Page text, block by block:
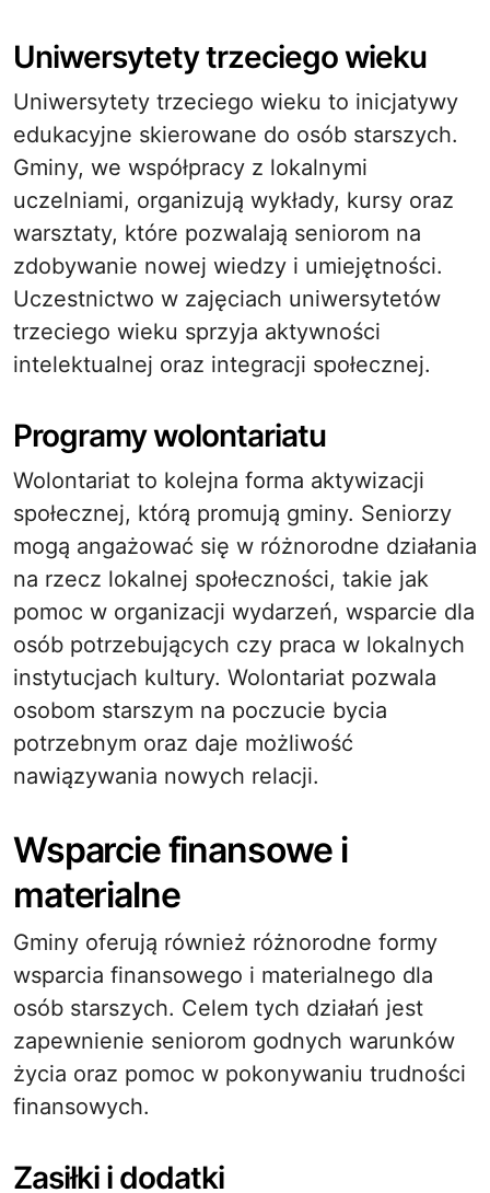
Uniwersytety trzeciego wieku
Uniwersytety trzeciego wieku to inicjatywy
edukacyjne skierowane do osób starszych.
Gminy, we współpracy z lokalnymi
uczelniami, organizują wykłady, kursy oraz
warsztaty, które pozwalają seniorom na
zdobywanie nowej wiedzy i umiejętności.
Uczestnictwo w zajęciach uniwersytetów
trzeciego wieku sprzyja aktywności
intelektualnej oraz integracji społecznej.
Programy wolontariatu
Wolontariat to kolejna forma aktywizacji
społecznej, którą promują gminy. Seniorzy
mogą angażować się w różnorodne działania
na rzecz lokalnej społeczności, takie jak
pomoc w organizacji wydarzeń, wsparcie dla
osób potrzebujących czy praca w lokalnych
instytucjach kultury. Wolontariat pozwala
osobom starszym na poczucie bycia
potrzebnym oraz daje możliwość
nawiązywania nowych relacji.
Wsparcie finansowe i
materialne
Gminy oferują również różnorodne formy
wsparcia finansowego i materialnego dla
osób starszych. Celem tych działań jest
zapewnienie seniorom godnych warunków
życia oraz pomoc w pokonywaniu trudności
finansowych.
Zasiłki i dodatki